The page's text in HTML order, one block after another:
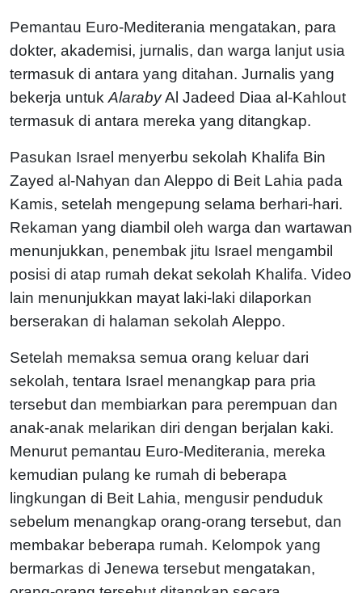
Pemantau Euro-Mediterania mengatakan, para
dokter, akademisi, jurnalis, dan warga lanjut usia
termasuk di antara yang ditahan. Jurnalis yang
bekerja untuk AlarabyAl Jadeed Diaa al-Kahlout
termasuk di antara mereka yang ditangkap.
Pasukan Israel menyerbu sekolah Khalifa Bin
Zayed al-Nahyan dan Aleppo di Beit Lahia pada
Kamis, setelah mengepung selama berhari-hari.
Rekaman yang diambil oleh warga dan wartawan
menunjukkan, penembak jitu Israel mengambil
posisi di atap rumah dekat sekolah Khalifa. Video
lain menunjukkan mayat laki-laki dilaporkan
berserakan di halaman sekolah Aleppo.
Setelah memaksa semua orang keluar dari
sekolah, tentara Israel menangkap para pria
tersebut dan membiarkan para perempuan dan
anak-anak melarikan diri dengan berjalan kaki.
Menurut pemantau Euro-Mediterania, mereka
kemudian pulang ke rumah di beberapa
lingkungan di Beit Lahia, mengusir penduduk
sebelum menangkap orang-orang tersebut, dan
membakar beberapa rumah. Kelompok yang
bermarkas di Jenewa tersebut mengatakan,